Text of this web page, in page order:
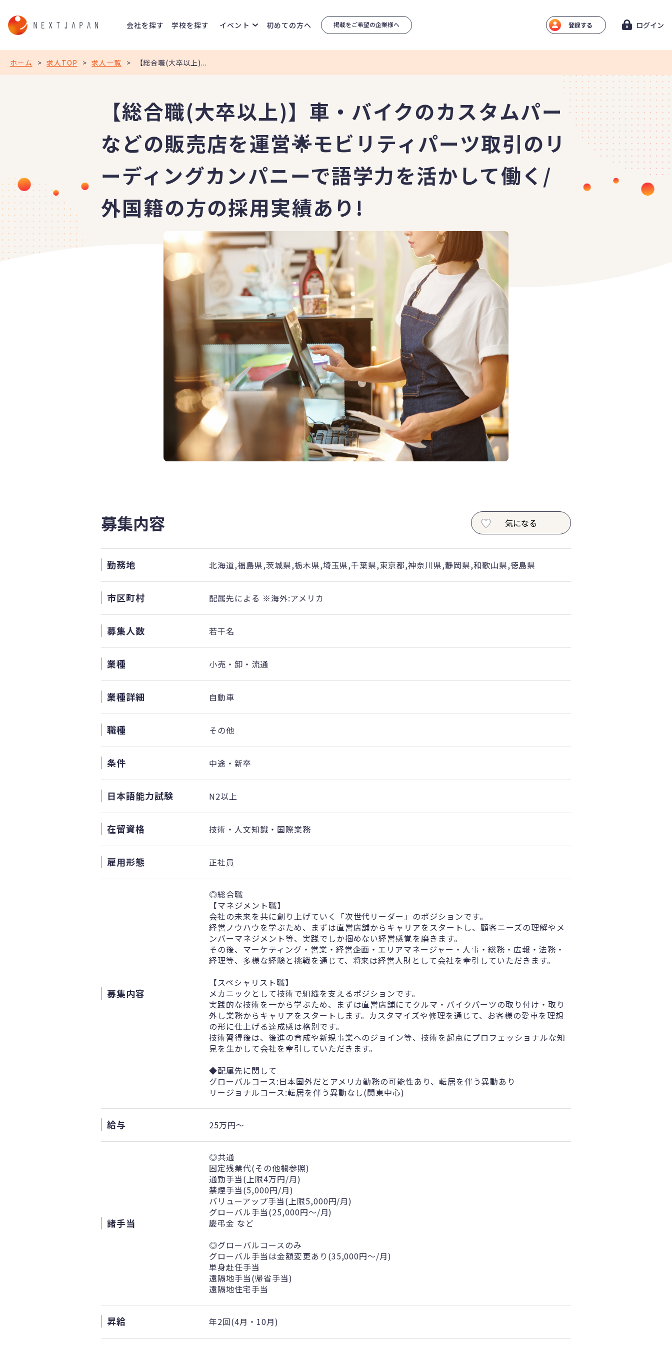
会社を探す 学校を探す イベント 初めての方へ 掲載をご希望の企業様へ 登録する ログイン
ホーム > 求人TOP > 求人一覧 > 【総合職(大卒以上)...
【総合職(大卒以上)】車・バイクのカスタムパー
などの販売店を運営🌟モビリティパーツ取引のリ
ーディングカンパニーで語学力を活かして働く/
外国籍の方の採用実績あり!
募集内容 気になる
勤務地 北海道,福島県,茨城県,栃木県,埼玉県,千葉県,東京都,神奈川県,静岡県,和歌山県,徳島県
市区町村 配属先による ※海外:アメリカ
募集人数 若干名
業種 小売・卸・流通
業種詳細 自動車
職種 その他
条件 中途・新卒
日本語能力試験 N2以上
在留資格 技術・人文知識・国際業務
雇用形態 正社員
募集内容
◎総合職
【マネジメント職】
会社の未来を共に創り上げていく「次世代リーダー」のポジションです。
経営ノウハウを学ぶため、まずは直営店舗からキャリアをスタートし、顧客ニーズの理解やメ
ンバーマネジメント等、実践でしか掴めない経営感覚を磨きます。
その後、マーケティング・営業・経営企画・エリアマネージャー・人事・総務・広報・法務・
経理等、多様な経験と挑戦を通じて、将来は経営人財として会社を牽引していただきます。
【スペシャリスト職】
メカニックとして技術で組織を支えるポジションです。
実践的な技術を一から学ぶため、まずは直営店舗にてクルマ・バイクパーツの取り付け・取り
外し業務からキャリアをスタートします。カスタマイズや修理を通じて、お客様の愛車を理想
の形に仕上げる達成感は格別です。
技術習得後は、後進の育成や新規事業へのジョイン等、技術を起点にプロフェッショナルな知
見を生かして会社を牽引していただきます。
◆配属先に関して
グローバルコース:日本国外だとアメリカ勤務の可能性あり、転居を伴う異動あり
リージョナルコース:転居を伴う異動なし(関東中心)
給与 25万円〜
諸手当
◎共通
固定残業代(その他欄参照)
通勤手当(上限4万円/月)
禁煙手当(5,000円/月)
バリューアップ手当(上限5,000円/月)
グローバル手当(25,000円〜/月)
慶弔金 など
◎グローバルコースのみ
グローバル手当は金額変更あり(35,000円〜/月)
単身赴任手当
遠隔地手当(帰省手当)
遠隔地住宅手当
昇給 年2回(4月・10月)